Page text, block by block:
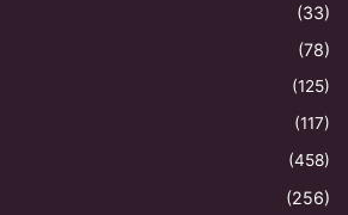
(33)
(78)
(125)
(117)
(458)
(256)